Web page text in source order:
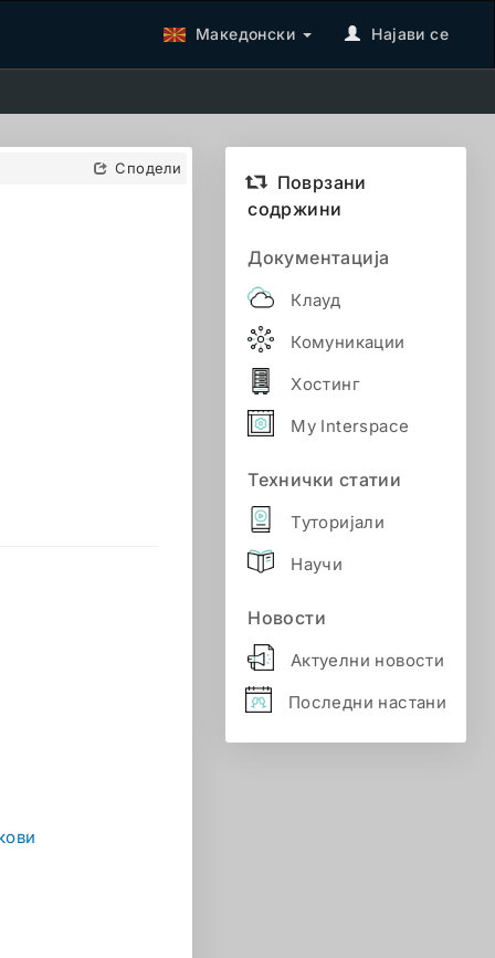
Македонски Најави се
Сподели
Поврзани
содржини
Документација
Клауд
Комуникации
Хостинг
My Interspace
Технички статии
Туторијали
Научи
Новости
Актуелни новости
Последни настани